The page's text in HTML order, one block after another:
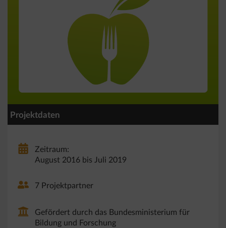
Projektdaten
Zeitraum:
August 2016 bis Juli 2019
7 Projektpartner
Gefördert durch das Bundesministerium für
Bildung und Forschung